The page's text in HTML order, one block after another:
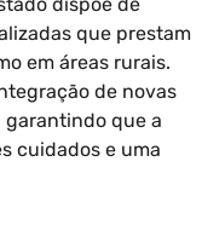
que prestam
em áreas rurais.
de novas
garantindo que a
cuidados e uma